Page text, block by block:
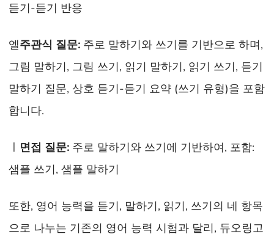
듣기-듣기 반응
엘주관식 질문: 주로 말하기와 쓰기를 기반으로 하며,
그림 말하기, 그림 쓰기, 읽기 말하기, 읽기 쓰기, 듣기
말하기 질문, 상호 듣기-듣기 요약 (쓰기 유형)을 포함
합니다.
ㅣ 면접 질문: 주로 말하기와 쓰기에 기반하여, 포함:
샘플 쓰기, 샘플 말하기
또한, 영어 능력을 듣기, 말하기, 읽기, 쓰기의 네 항목
으로 나누는 기존의 영어 능력 시험과 달리, 듀오링고